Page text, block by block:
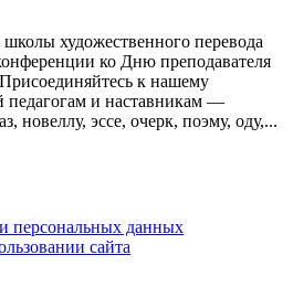
художественного перевода
ко Дню преподавателя
к нашему
педагогам и наставникам —
новеллу, эссе, очерк, поэму, оду,...
персональных данных
сайта